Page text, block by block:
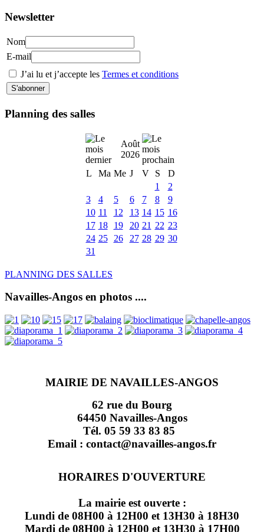
Newsletter
Nom
E-mail
J’ai lu et j’accepte les Termes et conditions
Planning des salles
Août
2026
L
Ma Me J V S
D
1
2
3
4 5 6 7 8
9
10 11 12 13 14 15 16
17 18 19 20 21 22 23
24 25 26 27 28 29 30
31
PLANNING DES SALLES
Navailles-Angos en photos ....
MAIRIE DE NAVAILLES-ANGOS
62 rue du Bourg
64450 Navailles-Angos
Tél. 05 59 33 83 85
Email : contact@navailles-angos.fr
HORAIRES D'OUVERTURE
La mairie est ouverte :
Lundi de 08H00 à 12H00 et 13H30 à 18H30
Mardi de 08H00 à 12H00 et 13H30 à 17H00